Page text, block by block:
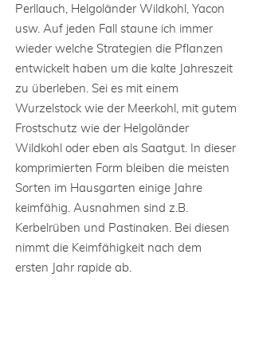
Perllauch, Helgoländer Wildkohl, Yacon
usw. Auf jeden Fall staune ich immer
wieder welche Strategien die Pflanzen
entwickelt haben um die kalte Jahreszeit
zu überleben. Sei es mit einem
Wurzelstock wie der Meerkohl, mit gutem
Frostschutz wie der Helgoländer
Wildkohl oder eben als Saatgut. In dieser
komprimierten Form bleiben die meisten
Sorten im Hausgarten einige Jahre
keimfähig. Ausnahmen sind z.B.
Kerbelrüben und Pastinaken. Bei diesen
nimmt die Keimfähigkeit nach dem
ersten Jahr rapide ab.